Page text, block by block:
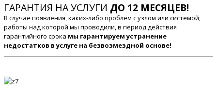
ГАРАНТИЯ НА УСЛУГИ ДО 12 МЕСЯЦЕВ!
В случае появления, каких-либо проблем с узлом или системой,
работы над которой мы проводили, в период действия
гарантийного срока мы гарантируем устранение
недостатков в услуге на безвозмездной основе!